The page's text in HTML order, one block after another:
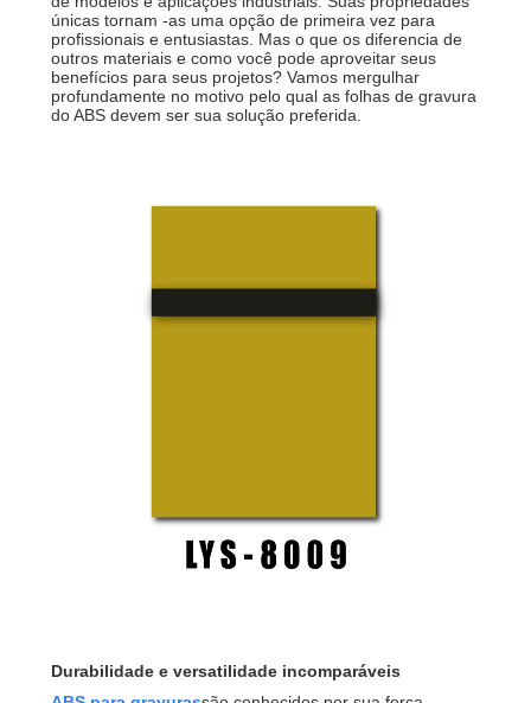
únicas tornam -as uma opção de primeira vez para
profissionais e entusiastas. Mas o que os diferencia de
outros materiais e como você pode aproveitar seus
benefícios para seus projetos? Vamos mergulhar
profundamente no motivo pelo qual as folhas de gravura
do ABS devem ser sua solução preferida.
Durabilidade e versatilidade incomparáveis